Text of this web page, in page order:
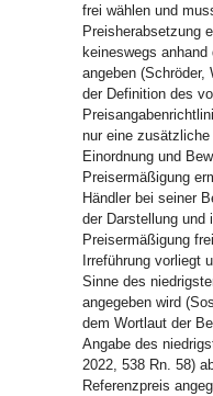
frei wählen und
Preisherabsetzung
keineswegs
angeben (Schröder,
der Definition des
nur eine
Einordnung und
Preisermäßigung
Händler bei seiner
der Darstellung und
Preisermäßigung
Irreführung vorliegt
Sinne des
angegeben wird
dem Wortlaut der
Angabe des
2022, 538 Rn. 58)
Referenzpreis